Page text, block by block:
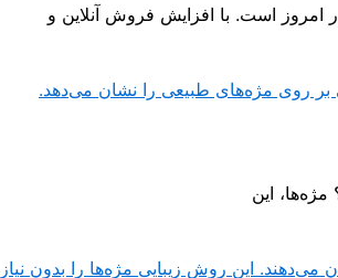
است. با افزایش فروش آنلاین و
این